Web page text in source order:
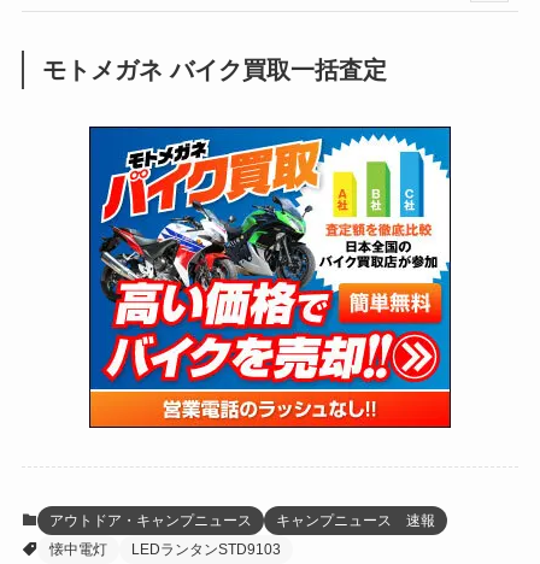
(31)
(51)
(34)
(5)
(12)
(63)
(109)
(24)
(16)
(25)
(24)
(46)
(15)
(5)
(64)
(16)
(62)
(4)
(6)
(17)
(5)
(27)
(249)
(12)
(131)
(38)
(131)
(167)
(85)
(21)
(61)
(171)
(98)
(13)
(60)
(274)
(171)
(38)
(47)
(59)
(41)
(66)
(16)
(141)
(254)
(204)
(1,139)
(166)
(23)
(33)
(34)
(35)
(41)
(415)
(16)
(137)
(72)
(2,739)
(126)
(170)
(171)
(118)
(27)
(1,605)
(147)
(13)
(19)
(12)
(16)
(4)
モトメガネ バイク買取一括査定
アウトドア・キャンプニュース
キャンプニュース 速報
懐中電灯
LEDランタンSTD9103